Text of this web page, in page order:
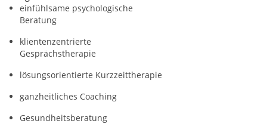
einfühlsame psychologische
Beratung
klientenzentrierte
Gesprächstherapie
lösungsorientierte Kurzzeittherapie
ganzheitliches Coaching
Gesundheitsberatung